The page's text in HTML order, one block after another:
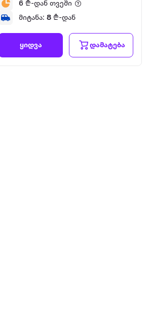
6 ₾-დან თვეში
მიტანა: 8 ₾-დან
ყიდვა დამატება